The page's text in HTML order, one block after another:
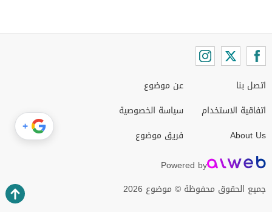
اتصل بنا
اتفاقية الاستخدام
About Us
عن موضوع
سياسة الخصوصية
فريق موضوع
Powered by
جميع الحقوق محفوظة © موضوع 2026
+